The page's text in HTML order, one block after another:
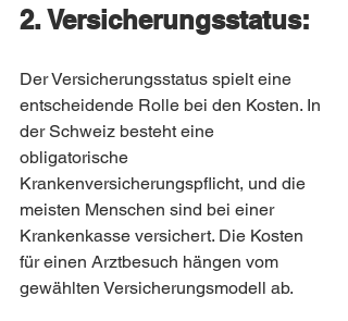
2. Versicherungsstatus:
Der Versicherungsstatus spielt eine
entscheidende Rolle bei den Kosten. In
der Schweiz besteht eine
obligatorische
Krankenversicherungspflicht, und die
meisten Menschen sind bei einer
Krankenkasse versichert. Die Kosten
für einen Arztbesuch hängen vom
gewählten Versicherungsmodell ab.